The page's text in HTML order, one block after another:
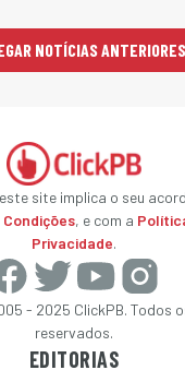
NOTÍCIAS ANTERIORES
site implica o seu
Condições, e com a
Privacidade.
- 2025 ClickPB. Todos
reservados.
EDITORIAS